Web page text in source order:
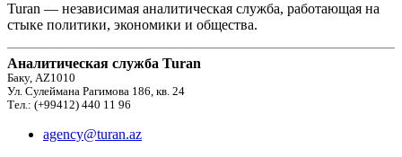
Turan — независимая аналитическая служба, работающая на
стыке политики, экономики и общества.
Аналитическая служба Turan
Баку, AZ1010
Ул. Сулеймана Рагимова 186, кв. 24
Тел.: (+99412) 440 11 96
agency@turan.az